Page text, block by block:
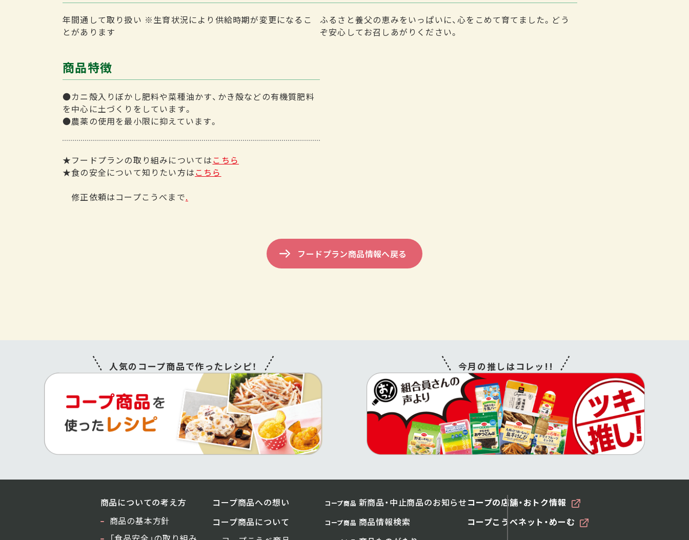
年間通して取り扱い ※生育状況により供給時期が変更になるこ
とがあります
ふるさと養父の恵みをいっぱいに、心をこめて育てました。どう
ぞ安心してお召しあがりください。
商品特徴
●カニ殻入りぼかし肥料や菜種油かす、かき殻などの有機質肥料
を中心に土づくりをしています。
●農薬の使用を最小限に抑えています。
★フードプランの取り組みについてはこちら
★食の安全について知りたい方はこちら
修正依頼はコープこうべまで.
フードプラン商品情報へ戻る
人気のコープ商品で作ったレシピ！ 今月の推しはコレッ!!
商品についての考え方
商品の基本方針
コープ商品への想い
コープ商品について
コープ商品 新商品・中止商品のお知らせ
コープ商品 商品情報検索
コープの店舗・おトク情報
コープこうべネット・めーむ